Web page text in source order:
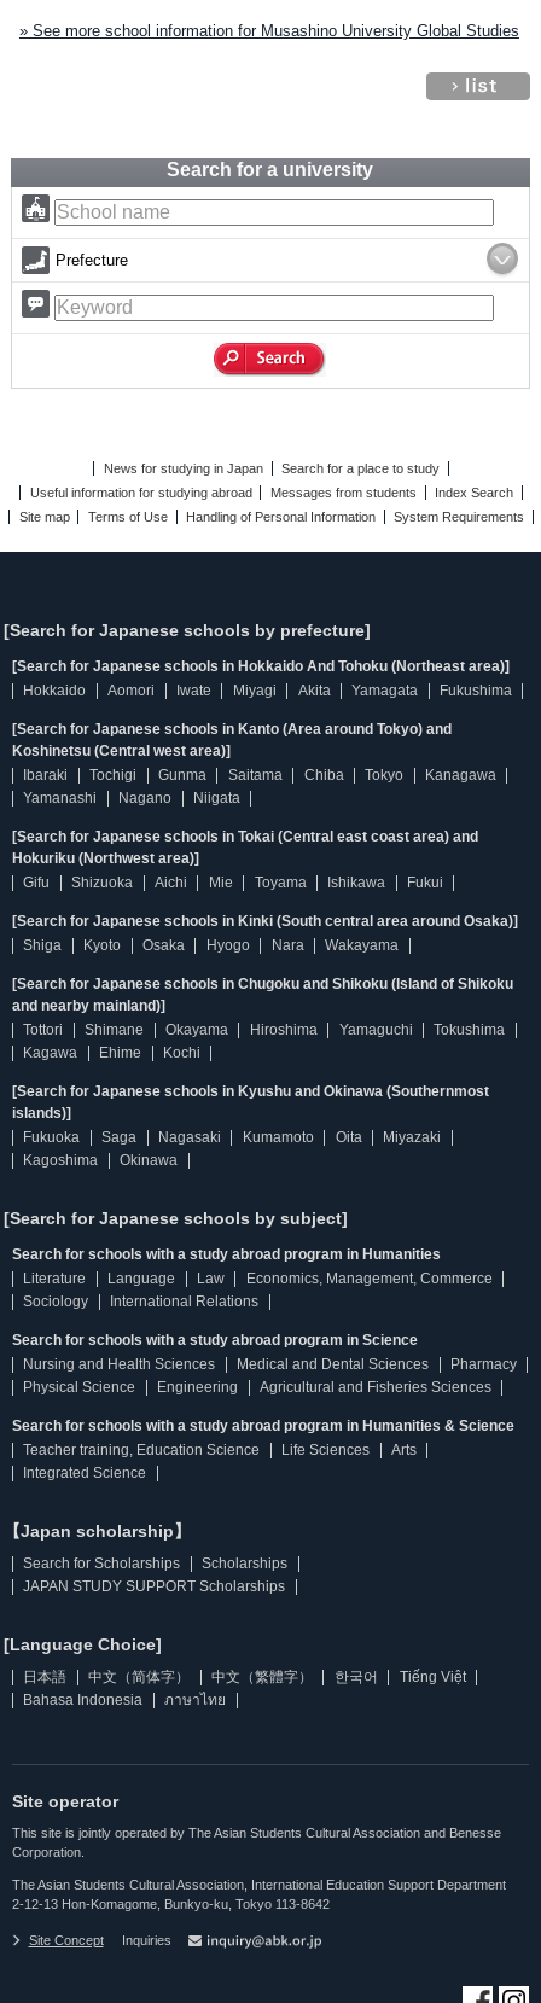
» See more school information for Musashino University Global Studies
Search for a university
Prefecture
News for studying in Japan
Search for a place to study
Useful information for studying abroad
Messages from students
Index Search
Site map
Terms of Use Handling of Personal Information System Requirements
[Search for Japanese schools by prefecture]
[Search for Japanese schools in Hokkaido And Tohoku (Northeast area)]
Hokkaido
Aomori Iwate Miyagi Akita Yamagata Fukushima
[Search for Japanese schools in Kanto (Area around Tokyo) and
Koshinetsu (Central west area)]
Ibaraki
Tochigi Gunma Saitama Chiba Tokyo
Kanagawa
Yamanashi
Nagano Niigata
[Search for Japanese schools in Tokai (Central east coast area) and
Hokuriku (Northwest area)]
Gifu
Shizuoka Aichi Mie Toyama Ishikawa Fukui
[Search for Japanese schools in Kinki (South central area around Osaka)]
Shiga
Kyoto Osaka Hyogo Nara Wakayama
[Search for Japanese schools in Chugoku and Shikoku (Island of Shikoku
and nearby mainland)]
Tottori
Shimane Okayama Hiroshima Yamaguchi
Tokushima
Kagawa
Ehime Kochi
[Search for Japanese schools in Kyushu and Okinawa (Southernmost
islands)]
Fukuoka
Saga Nagasaki Kumamoto Oita
Miyazaki
Kagoshima
Okinawa
[Search for Japanese schools by subject]
Search for schools with a study abroad program in Humanities
Literature
Language Law
Economics, Management, Commerce
Sociology
International Relations
Search for schools with a study abroad program in Science
Nursing and Health Sciences
Medical and Dental Sciences
Pharmacy
Physical Science
Engineering Agricultural and Fisheries Sciences
Search for schools with a study abroad program in Humanities & Science
Teacher training, Education Science
Life Sciences
Arts
Integrated Science
【Japan scholarship】
Search for Scholarships
Scholarships
JAPAN STUDY SUPPORT Scholarships
[Language Choice]
日本語 中文（简体字） 中文（繁體字） 한국어
Tiếng Việt
Bahasa Indonesia
ภาษาไทย
Site operator
This site is jointly operated by The Asian Students Cultural Association and Benesse
Corporation.
The Asian Students Cultural Association, International Education Support Department
2-12-13 Hon-Komagome, Bunkyo-ku, Tokyo 113-8642
Site Concept Inquiries